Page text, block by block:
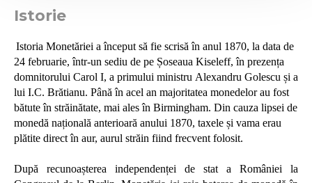
Istorie
Istoria Monetăriei a început să fie scrisă în anul 1870, la data de
24 februarie, într-un sediu de pe Șoseaua Kiseleff, în prezența
domnitorului Carol I, a primului ministru Alexandru Golescu și a
lui I.C. Brătianu. Până în acel an majoritatea monedelor au fost
bătute în străinătate, mai ales în Birmingham. Din cauza lipsei de
monedă națională anterioară anului 1870, taxele și vama erau
plătite direct în aur, aurul străin fiind frecvent folosit.
După recunoașterea independenței de stat a României la